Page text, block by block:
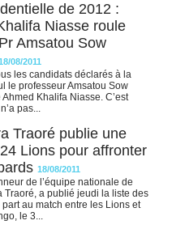
de 2012 :
Niasse roule
Amsatou Sow
08/2011
les candidats déclarés à la
le professeur Amsatou Sow
Khalifa Niasse. C’est
pas...
Traoré publie une
Lions pour affronter
18/08/2011
de l’équipe nationale de
Traoré, a publié jeudi la liste des
au match entre les Lions et
le 3...